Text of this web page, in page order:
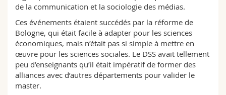
de la communication et la sociologie des médias.
Ces événements étaient succédés par la réforme de
Bologne, qui était facile à adapter pour les sciences
économiques, mais n’était pas si simple à mettre en
œuvre pour les sciences sociales. Le DSS avait tellement
peu d’enseignants qu’il était impératif de former des
alliances avec d’autres départements pour valider le
master.